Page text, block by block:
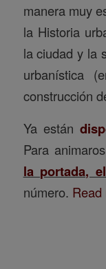
manera muy
la Historia
la ciudad y la
urbanística
construcción
Ya están
Para
la portada,
número. Read